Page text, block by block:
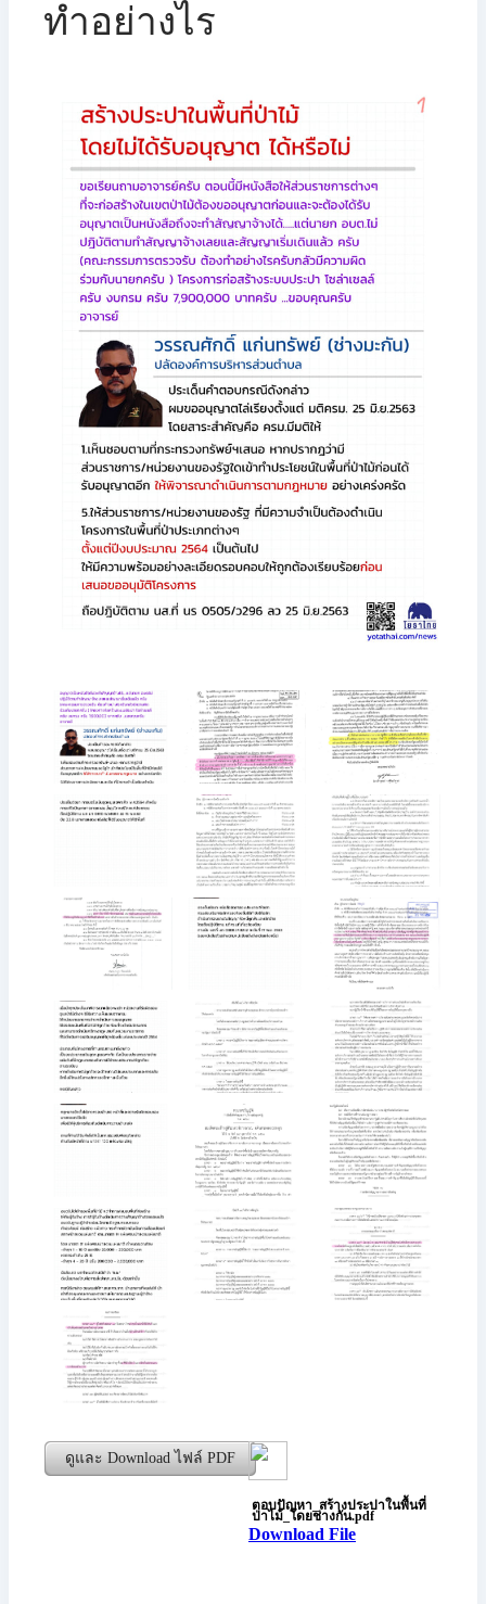
ทำอย่างไร
ดูและ Download ไฟล์ PDF
ตอบปัญหา_สร้างประปาในพื้นที่
ป่าไม้_โดยช่างกัน.pdf
Download File